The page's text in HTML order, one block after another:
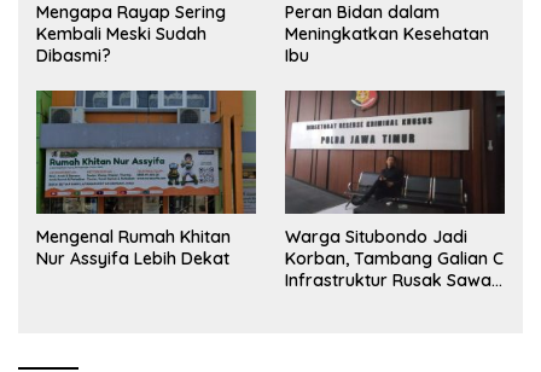
Mengapa Rayap Sering
Kembali Meski Sudah
Dibasmi?
Peran Bidan dalam
Meningkatkan Kesehatan
Ibu
Mengenal Rumah Khitan
Nur Assyifa Lebih Dekat
Warga Situbondo Jadi
Korban, Tambang Galian C
Infrastruktur Rusak Sawah